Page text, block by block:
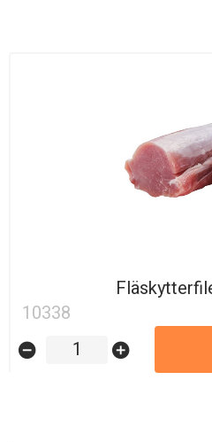
10338
remove_circle add_circle